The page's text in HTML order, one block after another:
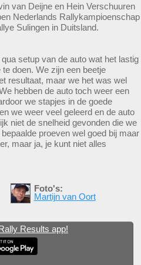
van Deijne en Hein Verschuuren
Nederlands Rallykampioenschap
Sulingen in Duitsland.
setup van de auto wat het lastig
doen. We zijn een beetje
resultaat, maar we het was wel
hebben de auto toch weer een
we stapjes in de goede
we weer veel geleerd en de auto
niet de snelheid gevonden die we
proeven wel goed bij maar
maar ja, je kunt niet alles
Foto's:
Martijn van Oort
Results app!